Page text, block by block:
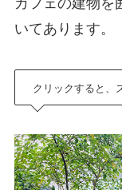
いてあります。
クリックすると、